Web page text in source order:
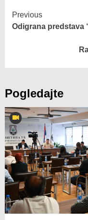
Previous
Odigrana predstava
Pogledajte